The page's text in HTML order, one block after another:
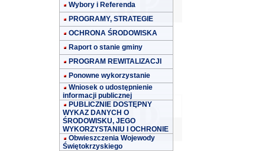
Wybory i Referenda
PROGRAMY, STRATEGIE
OCHRONA ŚRODOWISKA
Raport o stanie gminy
PROGRAM REWITALIZACJI
Ponowne wykorzystanie
Wniosek o udostępnienie
informacji publicznej
PUBLICZNIE DOSTĘPNY
WYKAZ DANYCH O
ŚRODOWISKU, JEGO
WYKORZYSTANIU I OCHRONIE
Obwieszczenia Wojewody
Świętokrzyskiego